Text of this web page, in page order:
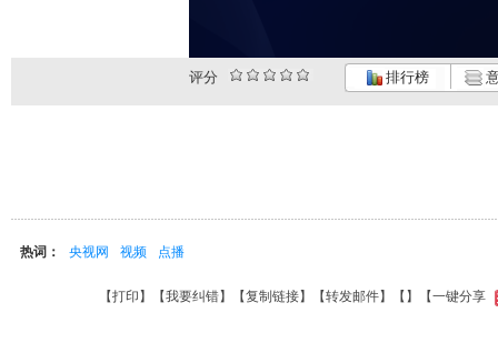
评分 排行榜
热词： 央视网 视频 点播
【打印 】【我要纠错】【复制链接】【转发邮件】【 】 【一键分享